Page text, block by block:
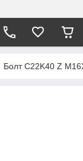
Болт C22K40 Z